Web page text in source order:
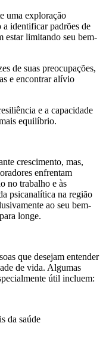
uma exploração
identificar padrões de
estar limitando seu bem-
de suas preocupações,
e encontrar alívio
e a capacidade
equilíbrio.
crescimento, mas,
enfrentam
no trabalho e às
psicanalítica na região
ao seu bem-
longe.
que desejam entender
de vida. Algumas
útil incluem:
da saúde